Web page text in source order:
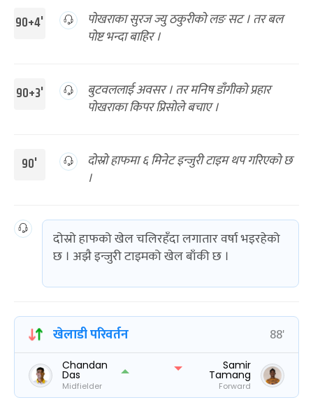
90+4'
पोखराका सुरज ज्यु ठकुरीको लङ सट । तर बल
पोष्ट भन्दा बाहिर ।
90+3'
बुटवललाई अवसर । तर मनिष डाँगीको प्रहार
पोखराका किपर प्रिसोले बचाए ।
90'
दोस्रो हाफमा ६ मिनेट इन्जुरी टाइम थप गरिएको छ
।
दोस्रो हाफको खेल चलिरहँदा लगातार वर्षा भइरहेको
छ । अझै इन्जुरी टाइमको खेल बाँकी छ ।
खेलाडी परिवर्तन 88'
Chandan
Das
Midfielder
Samir
Tamang
Forward